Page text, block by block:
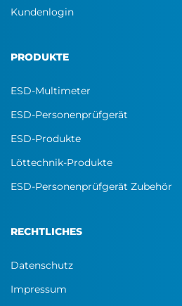
Kundenlogin
PRODUKTE
ESD-Multimeter
ESD-Personenprüfgerät
ESD-Produkte
Löttechnik-Produkte
ESD-Personenprüfgerät Zubehör
RECHTLICHES
Datenschutz
Impressum